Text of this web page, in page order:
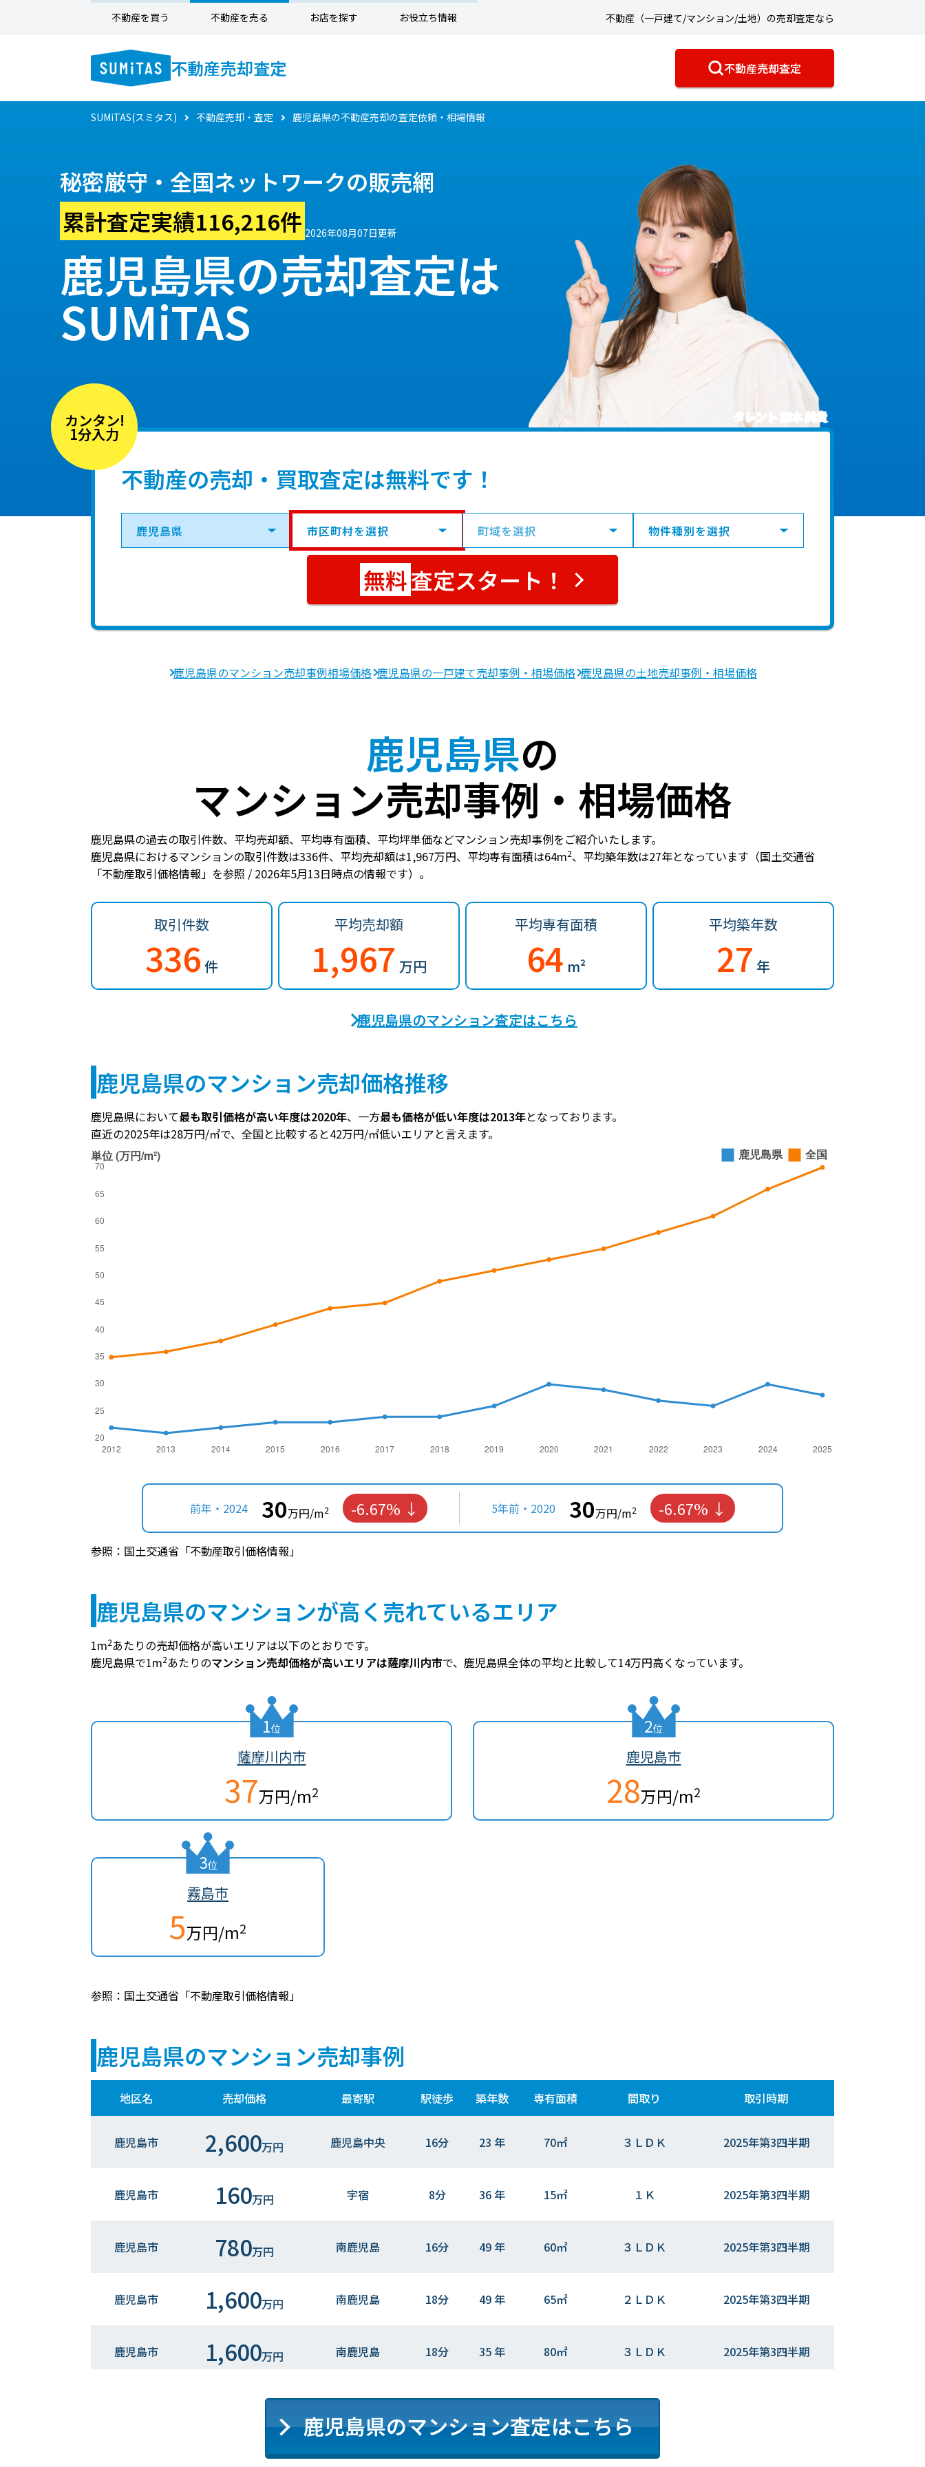
不動産を買う 不動産を売る お店を探す お役立ち情報 不動産（一戸建て/マンション/土地）の売却査定なら
不動産売却査定 不動産売却査定
SUMiTAS(スミタス) 不動産売却・査定 鹿児島県の不動産売却の査定依頼・相場情報
秘密厳守・全国ネットワークの販売網
累計査定実績116,216件 2026年08月07日更新
鹿児島県の売却査定は
SUMiTAS
タレント 藤本 美貴
カンタン!
1分入力
不動産の売却・買取査定は無料です！
査定スタート！
鹿児島県のマンション売却事例相場価格 鹿児島県の一戸建て売却事例・相場価格 鹿児島県の土地売却事例・相場価格
鹿児島県の
マンション売却事例・相場価格
鹿児島県の過去の取引件数、平均売却額、平均専有面積、平均坪単価などマンション売却事例をご紹介いたします。
鹿児島県におけるマンションの取引件数は336件、 平均売却額は1,967万円、 平均専有面積は64m2、 平均築年数は27年となっています（国土交通省
「不動産取引価格情報」を参照 / 2026年5月13日時点の情報です）。
取引件数
336 件
平均売却額
1,967 万円
平均専有面積
64 m²
平均築年数
27 年
鹿児島県のマンション査定はこちら
鹿児島県のマンション売却価格推移
鹿児島県において最も取引価格が高い年度は2020年、一方最も価格が低い年度は2013年となっております。
直近の2025年は28万円/㎡で、全国と比較すると42万円/㎡低いエリアと言えます。
前年・2024 30万円/m2 -6.67% 5年前・2020 30万円/m2 -6.67%
参照：国土交通省「不動産取引価格情報」
鹿児島県のマンションが高く売れているエリア
1m2あたりの売却価格が高いエリアは以下のとおりです。
鹿児島県で1m2あたりのマンション売却価格が高いエリアは薩摩川内市で、鹿児島県全体の平均と比較して14万円高くなっています。
1位
薩摩川内市
37万円/m2
2位
鹿児島市
28万円/m2
3位
霧島市
5万円/m2
参照：国土交通省「不動産取引価格情報」
鹿児島県のマンション売却事例
地区名 売却価格 最寄駅 駅徒歩 築年数 専有面積 間取り 取引時期
鹿児島市 2,600万円 鹿児島中央 16分 23 年 70㎡ ３ＬＤＫ 2025年第3四半期
鹿児島市 160万円 宇宿 8分 36 年 15㎡ １Ｋ 2025年第3四半期
鹿児島市 780万円 南鹿児島 16分 49 年 60㎡ ３ＬＤＫ 2025年第3四半期
鹿児島市 1,600万円 南鹿児島 18分 49 年 65㎡ ２ＬＤＫ 2025年第3四半期
鹿児島市 1,600万円 南鹿児島 18分 35 年 80㎡ ３ＬＤＫ 2025年第3四半期
鹿児島 19分 27 年 85㎡ ４ＬＤＫ
万円 鹿児島中央 23分 37 年 30㎡ １ＤＫ
鹿児島県のマンション査定はこちら